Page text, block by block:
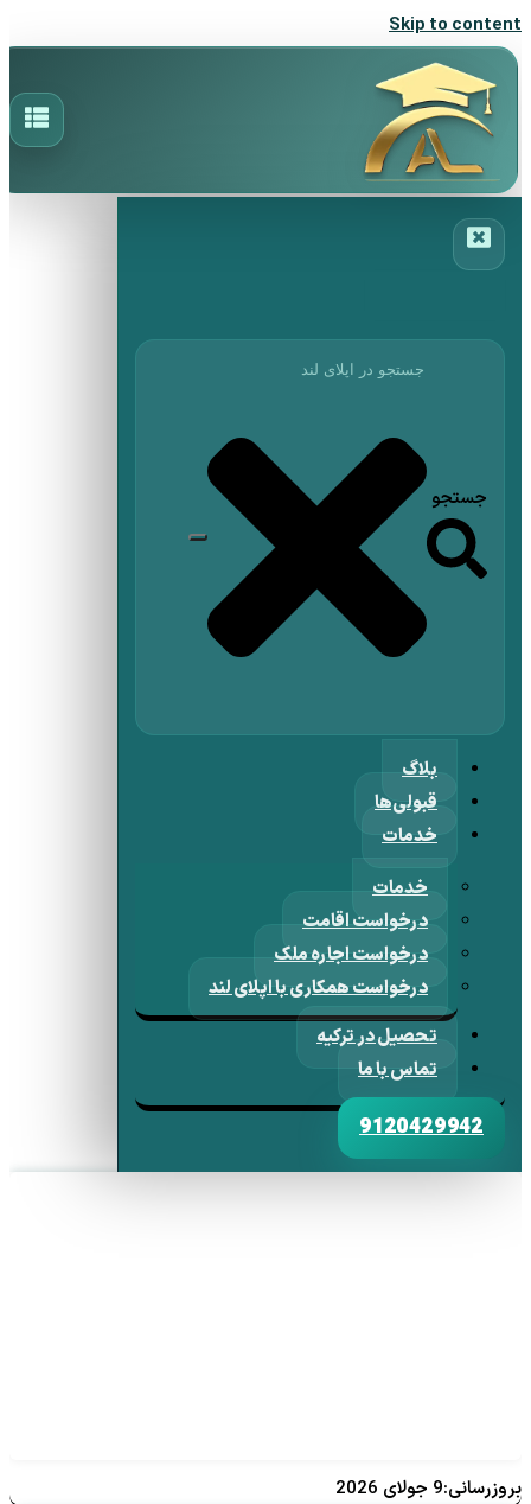
Skip to content
جستجو
بلاگ
قبولی‌ها
خدمات
خدمات
درخواست اقامت
درخواست اجاره ملک
درخواست همکاری با اپلای لند
تحصیل در ترکیه
تماس با ما
9120429942
بروزرسانی:9 جولای 2026